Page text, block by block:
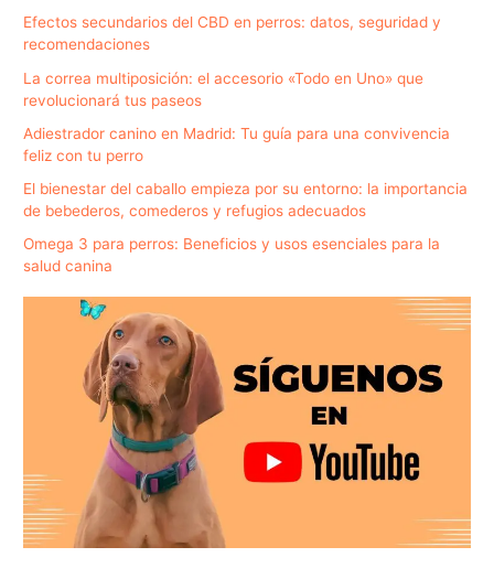
Efectos secundarios del CBD en perros: datos, seguridad y
recomendaciones
La correa multiposición: el accesorio «Todo en Uno» que
revolucionará tus paseos
Adiestrador canino en Madrid: Tu guía para una convivencia
feliz con tu perro
El bienestar del caballo empieza por su entorno: la importancia
de bebederos, comederos y refugios adecuados
Omega 3 para perros: Beneficios y usos esenciales para la
salud canina